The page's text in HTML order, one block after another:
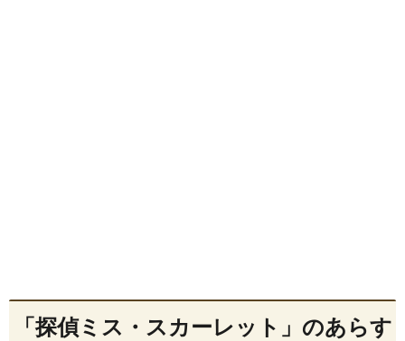
「探偵ミス・スカーレット」のあらす